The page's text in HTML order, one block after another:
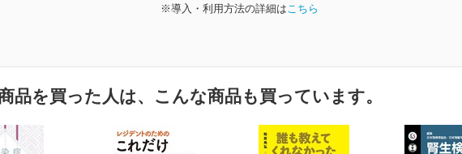
※導入・利用方法の詳細はこちら
品を買った人は、こんな商品も買っています。